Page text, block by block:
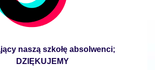
naszą szkołę absolwenci;
DZIĘKUJEMY